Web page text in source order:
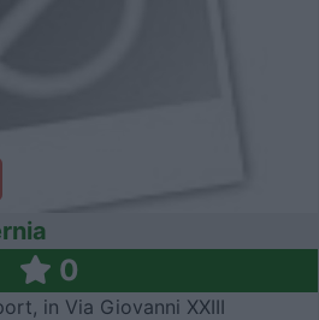
0
in Via Giovanni XXIII